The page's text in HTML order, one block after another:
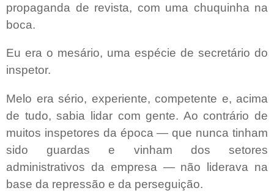
propaganda de revista, com uma chuquinha na
boca.
Eu era o mesário, uma espécie de secretário do
inspetor.
Melo era sério, experiente, competente e, acima
de tudo, sabia lidar com gente. Ao contrário de
muitos inspetores da época — que nunca tinham
sido guardas e vinham dos setores
administrativos da empresa — não liderava na
base da repressão e da perseguição.